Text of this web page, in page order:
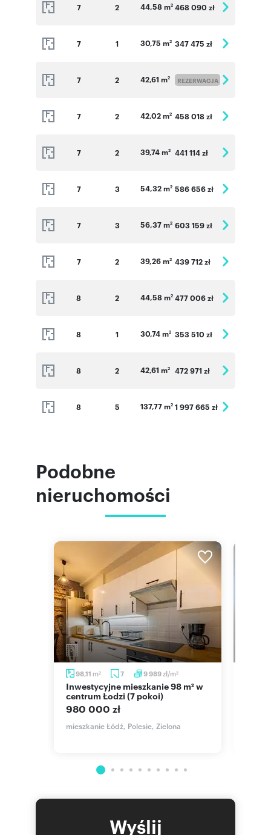
7 2 44,58 m2 468 090 zł
7 1 30,75 m2 347 475 zł
7 2 42,61 m2 REZERWACJA
7 2 42,02 m2 458 018 zł
7 2 39,74 m2 441 114 zł
7 3 54,32 m2 586 656 zł
7 3 56,37 m2 603 159 zł
7 2 39,26 m2 439 712 zł
8 2 44,58 m2 477 006 zł
8 1 30,74 m2 353 510 zł
8 2 42,61 m2 472 971 zł
8 5 137,77 m2 1 997 665 zł
Podobne
nieruchomości
98,11 m2 7 9 989zł/m2
Inwestycyjne mieszkanie 98 m² w
centrum Łodzi (7 pokoi)
980 000 zł
mieszkanie Łódź, Polesie, Zielona
Wyślij